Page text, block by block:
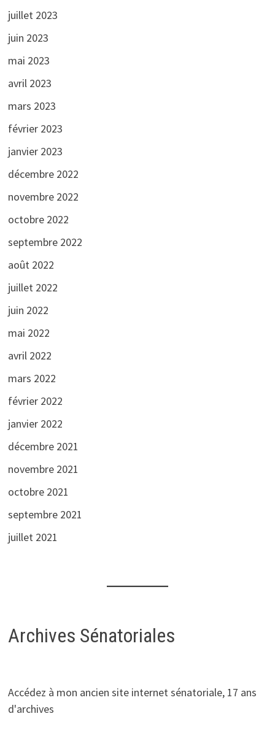
juillet 2023
juin 2023
mai 2023
avril 2023
mars 2023
février 2023
janvier 2023
décembre 2022
novembre 2022
octobre 2022
septembre 2022
août 2022
juillet 2022
juin 2022
mai 2022
avril 2022
mars 2022
février 2022
janvier 2022
décembre 2021
novembre 2021
octobre 2021
septembre 2021
juillet 2021
Archives Sénatoriales
Accédez à mon ancien site internet sénatoriale, 17 ans
d'archives